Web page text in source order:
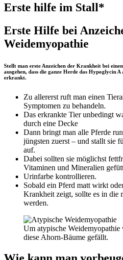
Erste hilfe im Stall*
Erste Hilfe bei
Weidemyopathie
Stellt man erste Anzeichen der Krankheit bei
ausgehen, dass die ganze Herde das Hypoglycin
erkrankt.
Zu allererst ruft man einen
Symptomen zu behandeln.
Das erkrankte Tier unbedingt
durch eine Decke
Dann bringt man alle Pferde
jüngsten zuerst – und stallt sie
auf.
Dabei sollten sie möglichst
Vitaminen und Mineralien
Urinfarbe kontrollieren.
Sobald ein Pferd matt wirkt
Krankheit zeigt, sollte es in die
werden.
Um atypische Weidemyopathie
diese Ahorn-Bäume gefällt.